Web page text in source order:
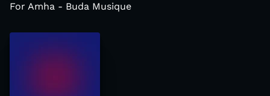
For Amha - Buda Musique